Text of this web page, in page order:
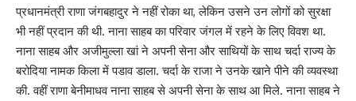
प्रधानमंत्री राणा जंगबहादुर ने नहीं रोका था, लेकिन उसने उन लोगों को सुरक्षा
भी नहीं प्रदान की थी. नाना साहब का परिवार जंगल में रहने के लिए विवश था.
नाना साहब और अजीमुल्ला खां ने अपनी सेना और साथियों के साथ चर्दा राज्य के
बरोदिया नामक किला में पडाव डाला. चर्दा के राजा ने उनके खाने पीने की व्यवस्था
की. वहीं राणा बेनीमाधव नाना साहब से अपनी सेना के साथ आ मिले. नाना साहब ने